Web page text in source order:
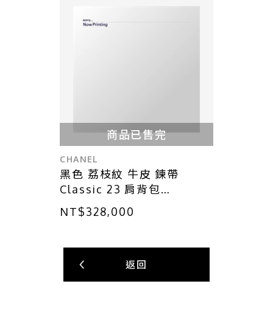
商品已售完
CHANEL
黑色 荔枝紋 牛皮 鍊帶
Classic 23 肩背包
A01113【CHANEL 香奈兒】
A01113
NT$328,000
返回